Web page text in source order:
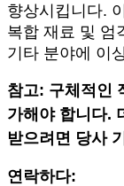
향상시킵니다.
복합 재료 및 엄
기타 분야에 이
참고: 구체적인
가해야 합니다.
받으려면 당사
연락하다: